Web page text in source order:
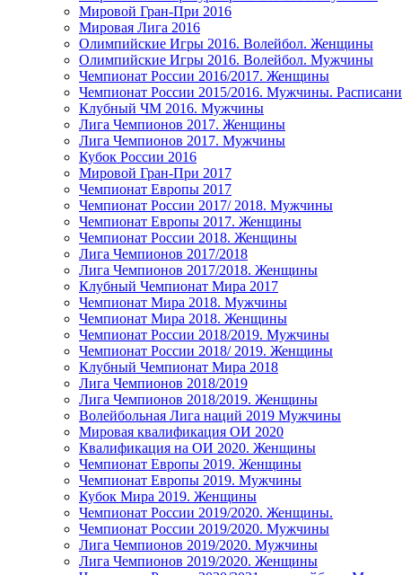
Мировой Гран-При 2016
Мировая Лига 2016
Олимпийские Игры 2016. Волейбол. Женщины
Олимпийские Игры 2016. Волейбол. Мужчины
Чемпионат России 2016/2017. Женщины
Чемпионат России 2015/2016. Мужчины.
Клубный ЧМ 2016. Мужчины
Лига Чемпионов 2017. Женщины
Лига Чемпионов 2017. Мужчины
Кубок России 2016
Мировой Гран-При 2017
Чемпионат Европы 2017
Чемпионат России 2017/ 2018. Мужчины
Чемпионат Европы 2017. Женщины
Чемпионат России 2018. Женщины
Лига Чемпионов 2017/2018
Лига Чемпионов 2017/2018. Женщины
Клубный Чемпионат Мира 2017
Чемпионат Мира 2018. Мужчины
Чемпионат Мира 2018. Женщины
Чемпионат России 2018/2019. Мужчины
Чемпионат России 2018/ 2019. Женщины
Клубный Чемпионат Мира 2018
Лига Чемпионов 2018/2019
Лига Чемпионов 2018/2019. Женщины
Волейбольная Лига наций 2019 Мужчины
Мировая квалификация ОИ 2020
Квалификация на ОИ 2020. Женщины
Чемпионат Европы 2019. Женщины
Чемпионат Европы 2019. Мужчины
Кубок Мира 2019. Женщины
Чемпионат России 2019/2020. Женщины.
Чемпионат России 2019/2020. Мужчины
Лига Чемпионов 2019/2020. Мужчины
Лига Чемпионов 2019/2020. Женщины